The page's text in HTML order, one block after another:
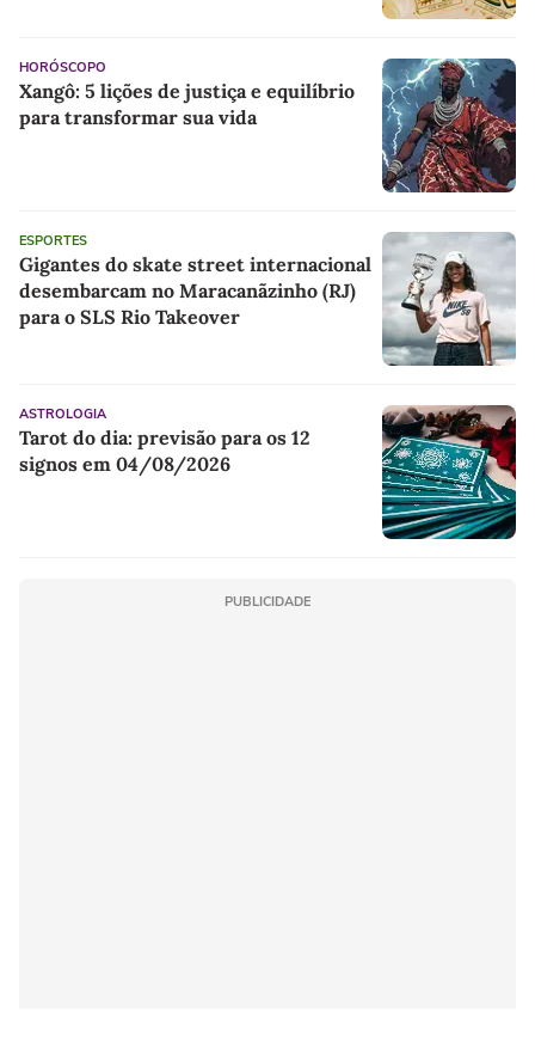
HORÓSCOPO
Xangô: 5 lições de justiça e equilíbrio
para transformar sua vida
ESPORTES
Gigantes do skate street internacional
desembarcam no Maracanãzinho (RJ)
para o SLS Rio Takeover
ASTROLOGIA
Tarot do dia: previsão para os 12
signos em 04/08/2026
PUBLICIDADE